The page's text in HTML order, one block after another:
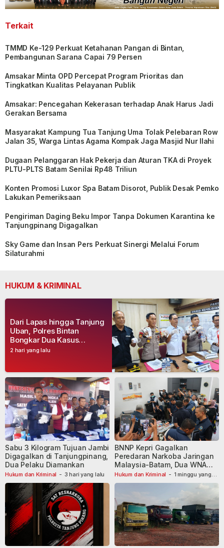
Terkait
TMMD Ke-129 Perkuat Ketahanan Pangan di Bintan,
Pembangunan Sarana Capai 79 Persen
Amsakar Minta OPD Percepat Program Prioritas dan
Tingkatkan Kualitas Pelayanan Publik
Amsakar: Pencegahan Kekerasan terhadap Anak Harus Jadi
Gerakan Bersama
Masyarakat Kampung Tua Tanjung Uma Tolak Pelebaran Row
Jalan 35, Warga Lintas Agama Kompak Jaga Masjid Nur Ilahi
Dugaan Pelanggaran Hak Pekerja dan Aturan TKA di Proyek
PLTU-PLTS Batam Senilai Rp48 Triliun
Konten Promosi Luxor Spa Batam Disorot, Publik Desak Pemko
Lakukan Pemeriksaan
Pengiriman Daging Beku Impor Tanpa Dokumen Karantina ke
Tanjungpinang Digagalkan
Sky Game dan Insan Pers Perkuat Sinergi Melalui Forum
Silaturahmi
HUKUM & KRIMINAL
2 hari yang lalu
Dari Lapas hingga Tanjung
Uban, Polres Bintan
Bongkar Dua Kasus
Narkoba, Empat Tersangka
Hukum dan Kriminal - 3 hari yang lalu
Sabu 3 Kilogram Tujuan Jambi
Digagalkan di Tanjungpinang,
Dua Pelaku Diamankan
Hukum dan Kriminal - 1 minggu yang
BNNP Kepri Gagalkan
Peredaran Narkoba Jaringan
Malaysia-Batam, Dua WNA
Masih Diburu